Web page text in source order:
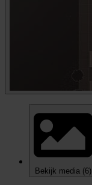
Bekijk media (6)